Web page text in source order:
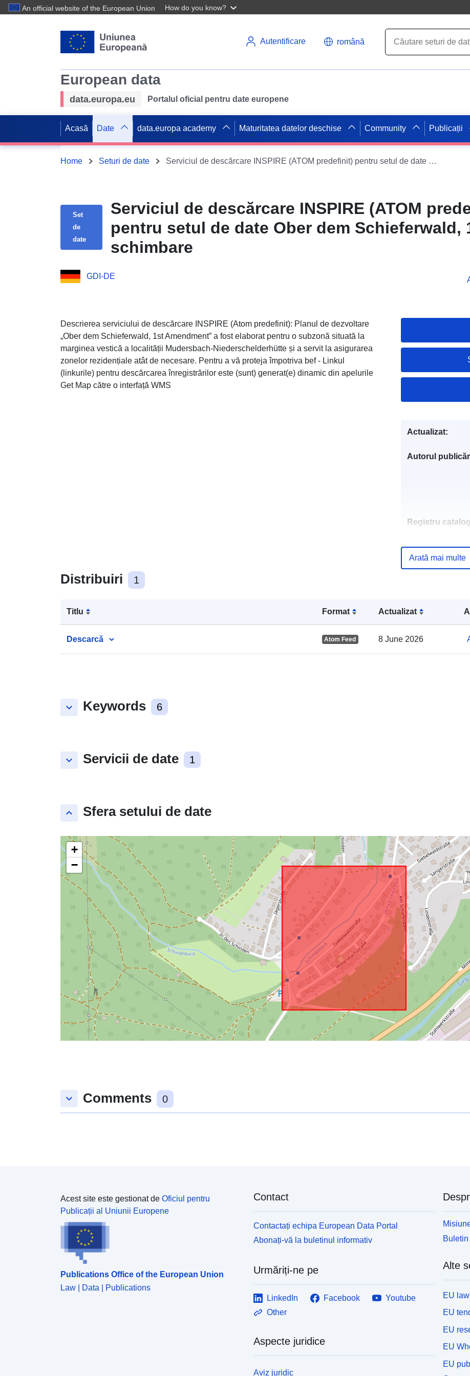
An official website of the European Union How do you know?
Autentificare română
European data
data.europa.eu Portalul oficial pentru date europene
Acasă Date data.europa academy Maturitatea datelor deschise Community Publicații
Home Seturi de date Serviciul de descărcare INSPIRE (ATOM predefinit) pentru setul de date Ober dem Schieferwald, 1. schimbare
Set
de
date
Serviciul de descărcare INSPIRE (ATOM
pentru setul de date Ober dem Schieferwald,
schimbare
GDI-DE
Descrierea serviciului de descărcare INSPIRE (Atom predefinit): Planul de dezvoltare
„Ober dem Schieferwald, 1st Amendment” a fost elaborat pentru o subzonă situată la
marginea vestică a localității Mudersbach-Niederschelderhütte și a servit la asigurarea
zonelor rezidențiale atât de necesare. Pentru a vă proteja împotriva bef - Linkul
(linkurile) pentru descărcarea înregistrărilor este (sunt) generat(e) dinamic din apelurile
Get Map către o interfață WMS
Distribuiri 1
Titlu Format Actualizat
Descarcă Atom Feed 8 June 2026
keyboard_arrow_down Keywords 6
keyboard_arrow_down Servicii de date 1
keyboard_arrow_up Sfera setului de date
+
−
Actualizat:
Autorul
Registru
Arată mai multe
keyboard_arrow_down Comments 0
Acest site este gestionat de Oficiul pentru
Publicații al Uniunii Europene
Publications Office of the European Union
Law | Data | Publications
Contact
Contactați echipa European Data Portal
Abonați-vă la buletinul informativ
Urmăriți-ne pe
LinkedIn Facebook
Youtube
Other
Aspecte juridice
Aviz juridic
Alte
EU law
EU
EU
EU
EU